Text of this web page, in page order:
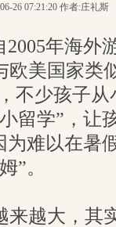
26 07:21:20 作者:庄礼斯
年海外
欧美国家类
不少孩子
留学”，让
为难以在暑
”。
越大，其